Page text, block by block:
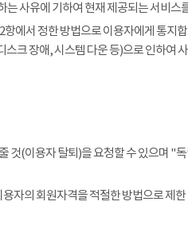
사유에 기하여 현재 제공되는 서비스
에서 정한 방법으로 이용자에게 통지
크 장애, 시스템 다운 등)으로 인하여
(이용자 탈퇴)을 요청할 수 있으며 "
자의 회원자격을 적절한 방법으로 제